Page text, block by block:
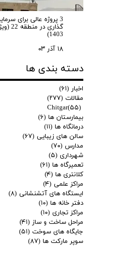
3 پروژه عالی برای
گذاری
1403)
۱۸ آذر ۰۳
دسته بندی ها
اخبار (۶۱)
مقالات (۲۷۷)
Chitgar(۵۵)
بیمارستان ها (۶)
درمانگاه ها (۱۱)
سالن های زیبایی (۶۷)
مدارس (۷۰)
شهرداری (۵)
تعمیرگاه ها (۶۱)
کلانتری ها (۴)
مراکز علمی (۴)
ایستگاه های آتشنشانی (۸)
دفتر خانه ها (۱۰)
مراکز تجاری (۱۰)
مراحل ساخت و ساز (۴۱)
جایگاه های سوخت (۵۱)
سوپر مارکت ها (۸۷)